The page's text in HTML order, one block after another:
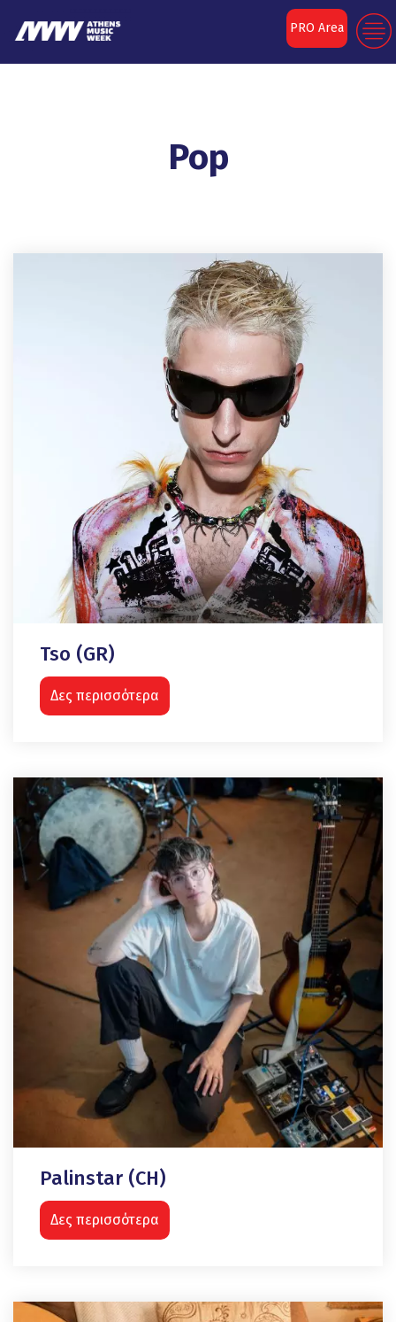
PRO Area
Pop
Tso (GR)
Δες περισσότερα
Palinstar (CH)
Δες περισσότερα